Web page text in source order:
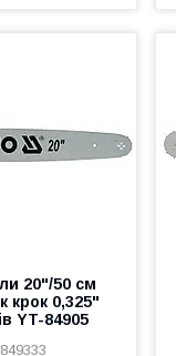
20"/50 см
крок 0,325"
YT-84905